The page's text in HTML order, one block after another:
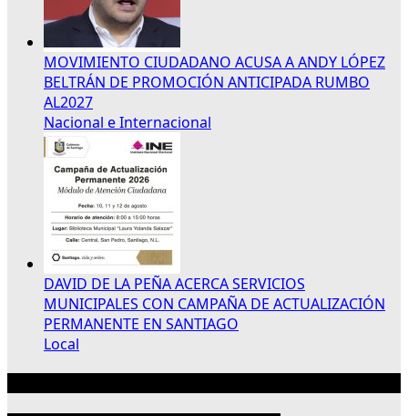
MOVIMIENTO CIUDADANO ACUSA A ANDY LÓPEZ
BELTRÁN DE PROMOCIÓN ANTICIPADA RUMBO
AL2027
Nacional e Internacional
DAVID DE LA PEÑA ACERCA SERVICIOS
MUNICIPALES CON CAMPAÑA DE ACTUALIZACIÓN
PERMANENTE EN SANTIAGO
Local